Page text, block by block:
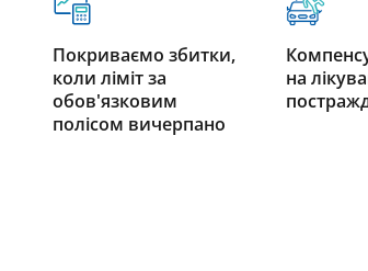
Покриваємо збитки,
коли ліміт за
обов'язковим
полісом вичерпано
на